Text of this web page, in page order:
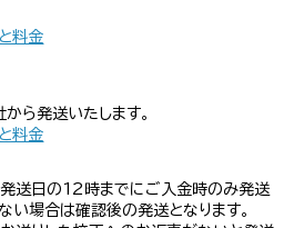
料金
ら発送いたします。
料金
送日の12時までにご入金時のみ発送
い場合は確認後の発送となります。